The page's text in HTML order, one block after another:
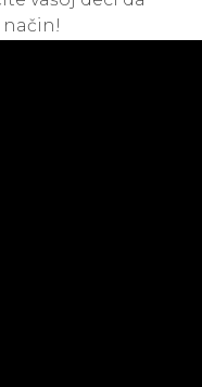
način!